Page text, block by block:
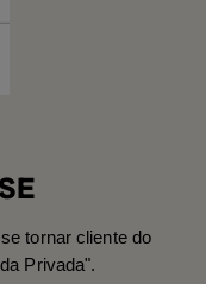
tornar cliente do
Privada".